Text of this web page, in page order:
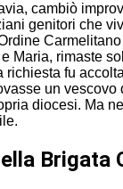
cambiò
genitori che
Maria, rimaste
richiesta fu
un vescovo
diocesi. Ma
Brigata